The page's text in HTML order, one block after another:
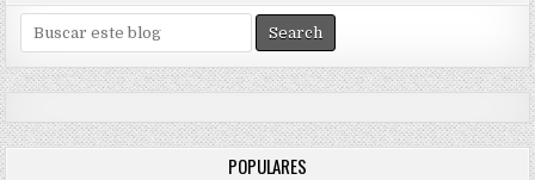
e
a
r
c
h
POPULARES